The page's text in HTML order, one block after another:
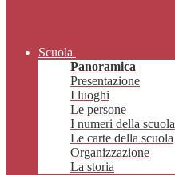
Scuola
Panoramica
Presentazione
I luoghi
Le persone
I numeri della scuola
Le carte della scuola
Organizzazione
La storia